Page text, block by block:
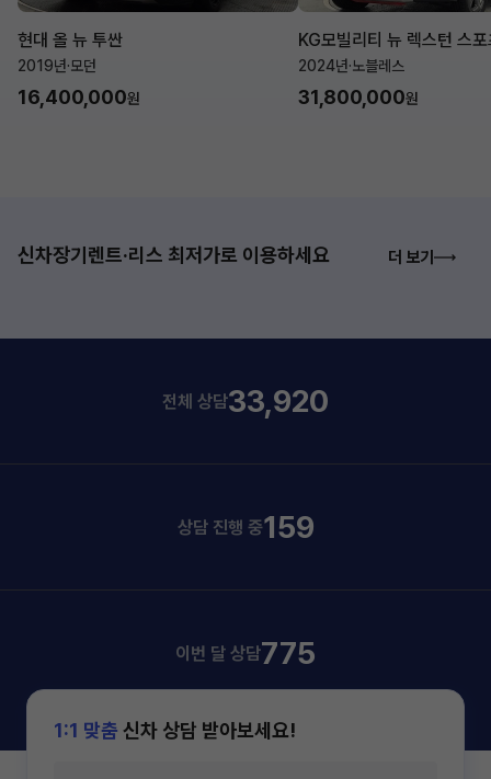
현대 올 뉴 투싼
2019년·모던
16,400,000원
KG모빌리티 뉴 렉스턴 스
2024년·노블레스
31,800,000원
신차장기렌트·리스 최저가로 이용하세요 더 보기
전체 상담33,920
상담 진행 중159
이번 달 상담775
1:1 맞춤 신차 상담 받아보세요!